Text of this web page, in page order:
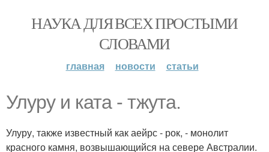
НАУКА ДЛЯ ВСЕХ ПРОСТЫМИ
СЛОВАМИ
главная новости статьи
Улуру и ката - тжута.
Улуру, также известный как аейрс - рок, - монолит
красного камня, возвышающийся на севере Австралии.